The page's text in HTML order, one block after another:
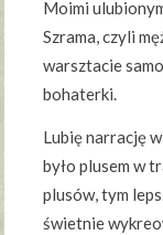
Moimi
Szrama, czyli
warsztacie
bohaterki.
Lubię narrację
było plusem w
plusów, tym
świetnie